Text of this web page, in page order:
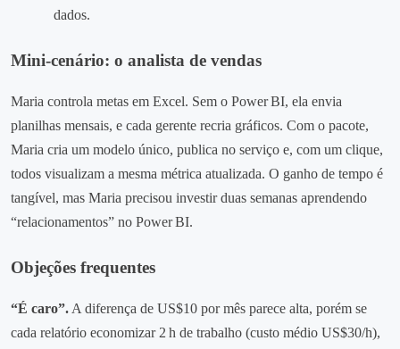
dados.
Mini‑cenário: o analista de vendas
Maria controla metas em Excel. Sem o Power BI, ela envia
planilhas mensais, e cada gerente recria gráficos. Com o pacote,
Maria cria um modelo único, publica no serviço e, com um clique,
todos visualizam a mesma métrica atualizada. O ganho de tempo é
tangível, mas Maria precisou investir duas semanas aprendendo
“relacionamentos” no Power BI.
Objeções frequentes
“É caro”. A diferença de US$10 por mês parece alta, porém se
cada relatório economizar 2 h de trabalho (custo médio US$30/h),